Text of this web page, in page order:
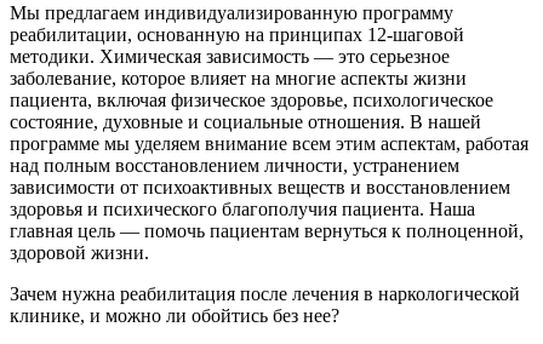
Мы предлагаем индивидуализированную программу
реабилитации, основанную на принципах 12-шаговой
методики. Химическая зависимость — это серьезное
заболевание, которое влияет на многие аспекты жизни
пациента, включая физическое здоровье, психологическое
состояние, духовные и социальные отношения. В нашей
программе мы уделяем внимание всем этим аспектам, работая
над полным восстановлением личности, устранением
зависимости от психоактивных веществ и восстановлением
здоровья и психического благополучия пациента. Наша
главная цель — помочь пациентам вернуться к полноценной,
здоровой жизни.
Зачем нужна реабилитация после лечения в наркологической
клинике, и можно ли обойтись без нее?